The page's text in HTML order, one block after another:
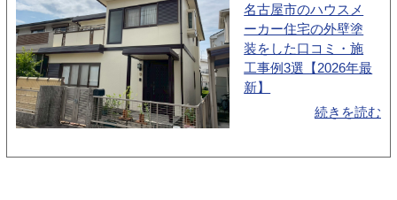
名古屋市のハウスメ
ーカー住宅の外壁塗
装をした口コミ・施
工事例3選【2026年最
新】
続きを読む